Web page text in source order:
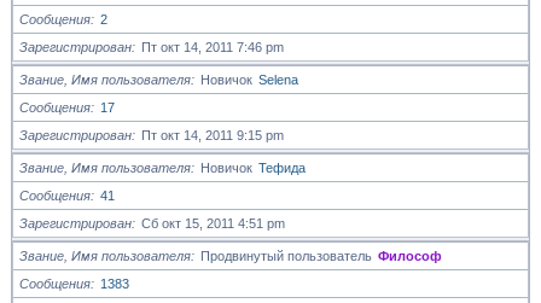
Сообщения
2
Зарегистрирован
Пт окт 14, 2011 7:46 pm
Звание, Имя пользователя Новичок Selena
Сообщения
17
Зарегистрирован
Пт окт 14, 2011 9:15 pm
Звание, Имя пользователя Новичок Тефида
Сообщения
41
Зарегистрирован
Сб окт 15, 2011 4:51 pm
Звание, Имя пользователя Продвинутый пользователь Философ
Сообщения
1383